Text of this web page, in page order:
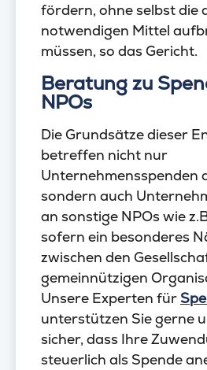
fördern, ohne selbst die
notwendigen Mittel
müssen, so das Gericht.
Beratung zu
NPOs
Die Grundsätze dieser
betreffen nicht nur
Unternehmensspenden
sondern auch
an sonstige NPOs wie
sofern ein besonderes
zwischen den
gemeinnützigen
Unsere Experten für
unterstützen Sie gerne
sicher, dass Ihre
steuerlich als Spende